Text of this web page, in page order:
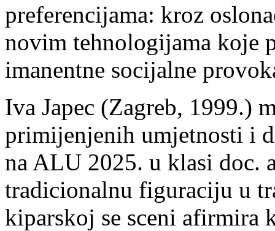
preferencijama: kroz
novim tehnologijama koje
imanentne socijalne
Iva Japec (Zagreb, 1999.)
primijenjenih umjetnosti i
na ALU 2025. u klasi doc.
tradicionalnu figuraciju u
kiparskoj se sceni afirmira